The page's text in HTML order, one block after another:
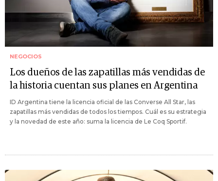
NEGOCIOS
Los dueños de las zapatillas más vendidas de
la historia cuentan sus planes en Argentina
ID Argentina tiene la licencia oficial de las Converse All Star, las
zapatillas más vendidas de todos los tiempos. Cuál es su estrategia
y la novedad de este año: suma la licencia de Le Coq Sportif.